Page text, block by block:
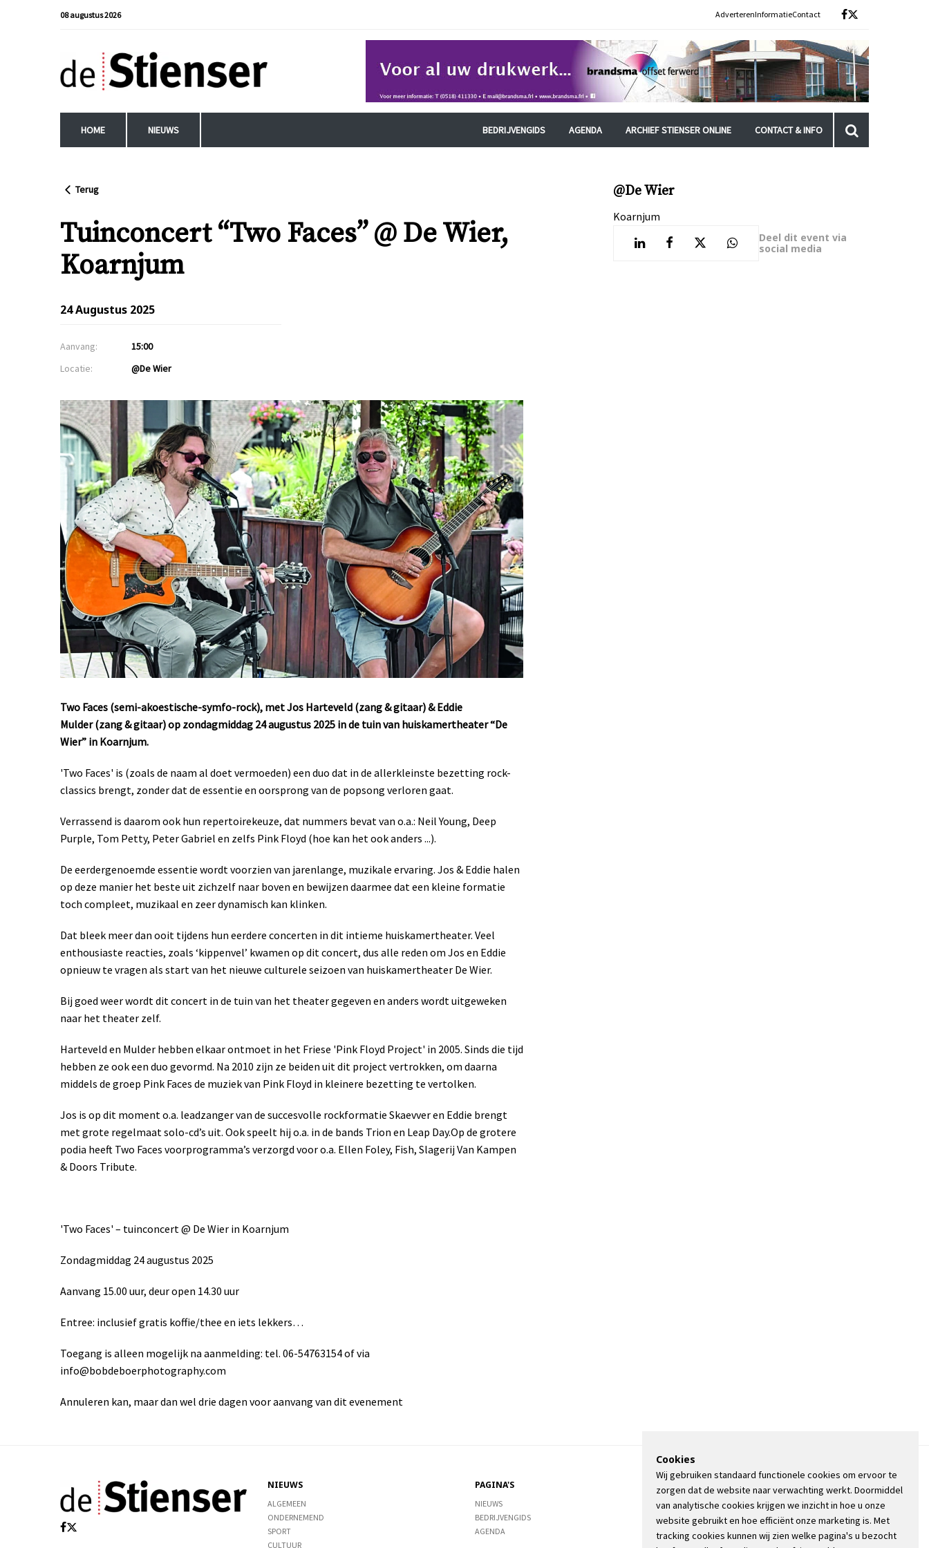
08 augustus 2026 AdverterenInformatieContact
HOME NIEUWS BEDRIJVENGIDS AGENDA ARCHIEF STIENSER ONLINE CONTACT & INFO
Terug
Tuinconcert “Two Faces” @ De Wier,
Koarnjum
24 Augustus 2025
Aanvang:
15:00
Locatie:
@De Wier
Two Faces (semi-akoestische-symfo-rock), met Jos Harteveld (zang & gitaar) & Eddie
Mulder(zang & gitaar) op zondagmiddag 24 augustus 2025 in de tuin van huiskamertheater “De
Wier” in Koarnjum.
'Two Faces' is (zoals de naam al doet vermoeden) een duo dat in de allerkleinste bezetting rock-
classics brengt, zonder dat de essentie en oorsprong van de popsong verloren gaat.
Verrassend is daarom ook hun repertoirekeuze, dat nummers bevat van o.a.: Neil Young, Deep
Purple, Tom Petty, Peter Gabriel en zelfs Pink Floyd (hoe kan het ook anders ...).
De eerdergenoemde essentie wordt voorzien van jarenlange, muzikale ervaring. Jos & Eddie halen
op deze manier het beste uit zichzelf naar boven en bewijzen daarmee dat een kleine formatie
toch compleet, muzikaal en zeer dynamisch kan klinken.
Dat bleek meer dan ooit tijdens hun eerdere concerten in dit intieme huiskamertheater. Veel
enthousiaste reacties, zoals ‘kippenvel’ kwamen op dit concert, dus alle reden om Jos en Eddie
opnieuw te vragen als start van het nieuwe culturele seizoen van huiskamertheater De Wier.
Bij goed weer wordt dit concert in de tuin van het theater gegeven en anders wordt uitgeweken
naar het theater zelf.
Harteveld en Mulder hebben elkaar ontmoet in het Friese 'Pink Floyd Project' in 2005. Sinds die tijd
hebben ze ook een duo gevormd. Na 2010 zijn ze beiden uit dit project vertrokken, om daarna
middels de groep Pink Faces de muziek van Pink Floyd in kleinere bezetting te vertolken.
Jos is op dit moment o.a. leadzanger van de succesvolle rockformatie Skaevver en Eddie brengt
met grote regelmaat solo-cd’s uit. Ook speelt hij o.a. in de bands Trion en Leap Day.Op de grotere
podia heeft Two Faces voorprogramma’s verzorgd voor o.a. Ellen Foley, Fish, Slagerij Van Kampen
& Doors Tribute.
'Two Faces' – tuinconcert @ De Wier in Koarnjum
Zondagmiddag 24 augustus 2025
Aanvang 15.00 uur, deur open 14.30 uur
Entree: inclusief gratis koffie/thee en iets lekkers…
Toegang is alleen mogelijk na aanmelding: tel. 06-54763154 of via
info@bobdeboerphotography.com
Annuleren kan, maar dan wel drie dagen voor aanvang van dit evenement
@De Wier
Koarnjum
Deel dit event via
social media
NIEUWS
ALGEMEEN
ONDERNEMEND
SPORT
CULTUUR
PAGINA'S
NIEUWS
BEDRIJVENGIDS
AGENDA
OVER DE STIENSER
CONTACT
ADVERTEREN
INFORMATIE
Cookies
Wij gebruiken standaard functionele cookies om ervoor te
zorgen dat de website naar verwachting werkt. Doormiddel
van analytische cookies krijgen we inzicht in hoe u onze
website gebruikt en hoe efficiënt onze marketing is. Met
tracking cookies kunnen wij zien welke pagina's u bezocht